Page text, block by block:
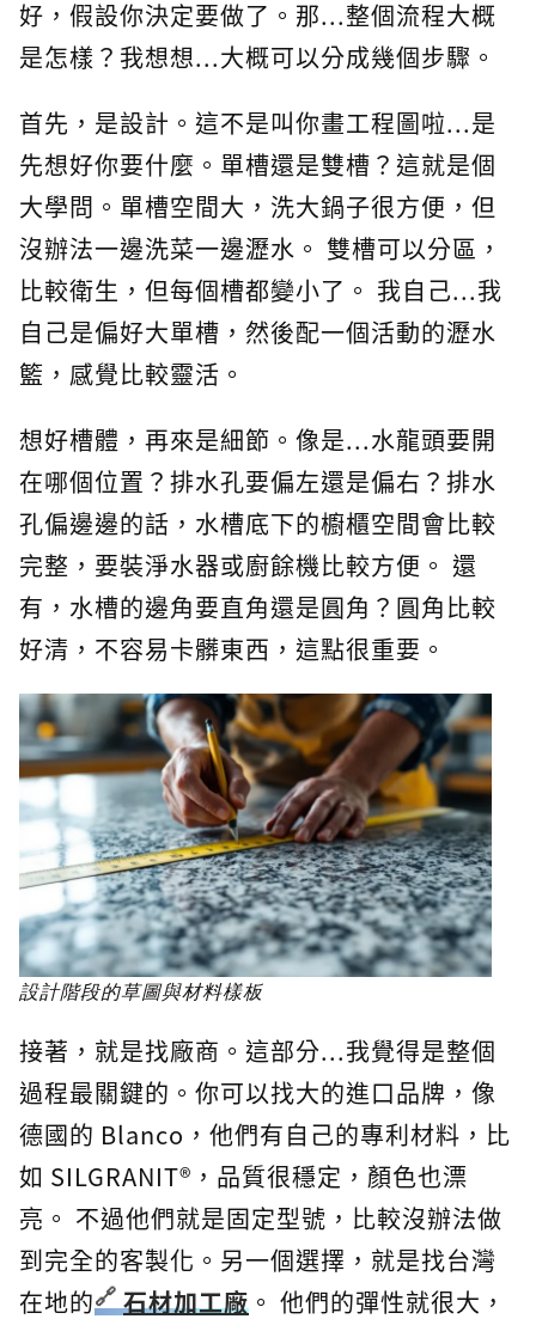
好，假設你決定要做了。那...整個流程大概
是怎樣？我想想...大概可以分成幾個步驟。
首先，是設計。這不是叫你畫工程圖啦...是
先想好你要什麼。單槽還是雙槽？這就是個
大學問。單槽空間大，洗大鍋子很方便，但
沒辦法一邊洗菜一邊瀝水。 雙槽可以分區，
比較衛生，但每個槽都變小了。 我自己...我
自己是偏好大單槽，然後配一個活動的瀝水
籃，感覺比較靈活。
想好槽體，再來是細節。像是...水龍頭要開
在哪個位置？排水孔要偏左還是偏右？排水
孔偏邊邊的話，水槽底下的櫥櫃空間會比較
完整，要裝淨水器或廚餘機比較方便。 還
有，水槽的邊角要直角還是圓角？圓角比較
好清，不容易卡髒東西，這點很重要。
設計階段的草圖與材料樣板
接著，就是找廠商。這部分...我覺得是整個
過程最關鍵的。你可以找大的進口品牌，像
德國的 Blanco，他們有自己的專利材料，比
如 SILGRANIT®，品質很穩定，顏色也漂
亮。 不過他們就是固定型號，比較沒辦法做
到完全的客製化。另一個選擇，就是找台灣
在地的
石材加工廠 。 他們的彈性就很大，